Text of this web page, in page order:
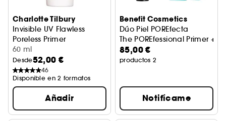
Charlotte Tilbury
Invisible UV Flawless
Poreless Primer
Base de maquillaje
60 ml
Desde52,00 €
46
Disponible en 2 formatos
Añadir
Benefit Cosmetics
Dúo Piel POREfecta
The POREfessional Primer +
85,00 €
productos 2
Notifícame